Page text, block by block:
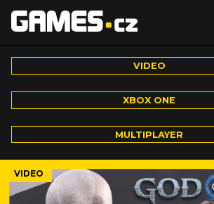
VIDEO
XBOX ONE
MULTIPLAYER
VIDEO